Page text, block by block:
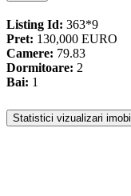
Listing Id: 363*9
Pret: 130,000 EURO
Camere: 79.83
Dormitoare: 2
Bai: 1
Statistici vizualizari imobil